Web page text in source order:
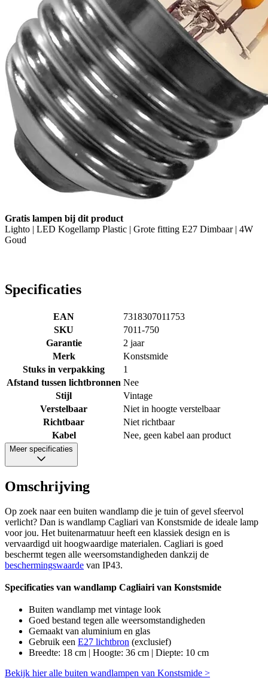
Gratis lampen bij dit product
Lighto | LED Kogellamp Plastic | Grote fitting E27 Dimbaar | 4W
Goud
Specificaties
EAN
7318307011753
SKU
7011-750
Garantie
2 jaar
Merk
Konstsmide
Stuks in verpakking
1
Afstand tussen lichtbronnen Nee
Stijl
Vintage
Verstelbaar
Niet in hoogte verstelbaar
Richtbaar
Niet richtbaar
Kabel
Nee, geen kabel aan product
Meer specificaties
Omschrijving
Op zoek naar een buiten wandlamp die je tuin of gevel sfeervol
verlicht? Dan is wandlamp Cagliari van Konstsmide de ideale lamp
voor jou. Het buitenarmatuur heeft een klassiek design en is
vervaardigd uit hoogwaardige materialen. Cagliari is goed
beschermt tegen alle weersomstandigheden dankzij de
beschermingswaarde van IP43.
Specificaties van wandlamp Cagliairi van Konstsmide
Buiten wandlamp met vintage look
Goed bestand tegen alle weersomstandigheden
Gemaakt van aluminium en glas
Gebruik een E27 lichtbron (exclusief)
Breedte: 18 cm | Hoogte: 36 cm | Diepte: 10 cm
Bekijk hier alle buiten wandlampen van Konstsmide >